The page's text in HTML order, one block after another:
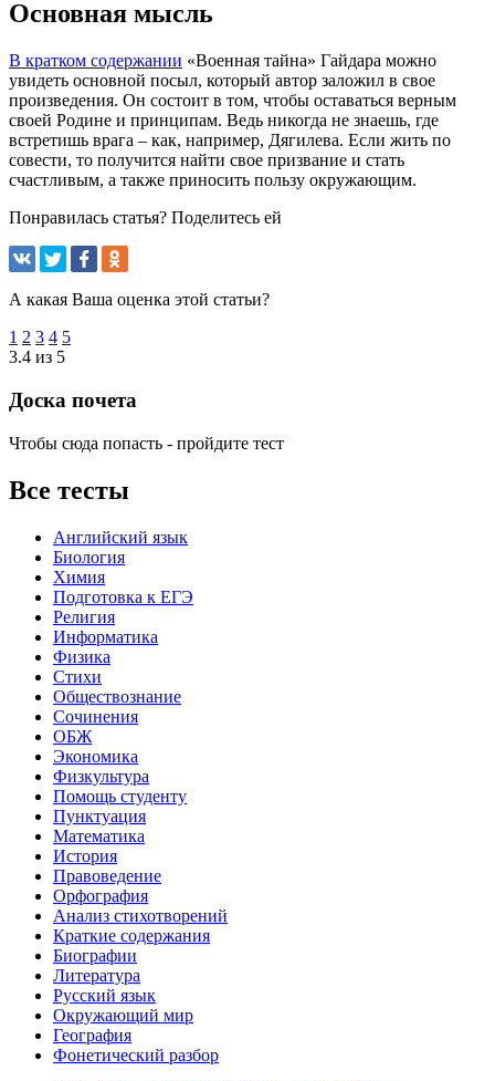
Основная мысль
В кратком содержании «Военная тайна» Гайдара можно
увидеть основной посыл, который автор заложил в свое
произведения. Он состоит в том, чтобы оставаться верным
своей Родине и принципам. Ведь никогда не знаешь, где
встретишь врага – как, например, Дягилева. Если жить по
совести, то получится найти свое призвание и стать
счастливым, а также приносить пользу окружающим.
Понравилась статья? Поделитесь ей
А какая Ваша оценка этой статьи?
1 2 3 4 5
3.4 из 5
Доска почета
Чтобы сюда попасть - пройдите тест
Все тесты
Английский язык
Биология
Химия
Подготовка к ЕГЭ
Религия
Информатика
Физика
Стихи
Обществознание
Сочинения
ОБЖ
Экономика
Физкультура
Помощь студенту
Пунктуация
Математика
История
Правоведение
Орфография
Анализ стихотворений
Краткие содержания
Биографии
Литература
Русский язык
Окружающий мир
География
Фонетический разбор